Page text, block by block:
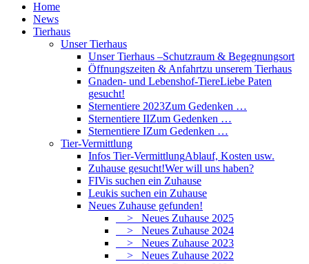
Home
News
Tierhaus
Unser Tierhaus
Unser Tierhaus –Schutzraum & Begegnungsort
Öffnungszeiten & Anfahrtzu unserem Tierhaus
Gnaden- und Lebenshof-TiereLiebe Paten
gesucht!
Sternentiere 2023Zum Gedenken …
Sternentiere IIZum Gedenken …
Sternentiere IZum Gedenken …
Tier-Vermittlung
Infos Tier-VermittlungAblauf, Kosten usw.
Zuhause gesucht!Wer will uns haben?
FIVis suchen ein Zuhause
Leukis suchen ein Zuhause
Neues Zuhause gefunden!
> Neues Zuhause 2025
> Neues Zuhause 2024
> Neues Zuhause 2023
> Neues Zuhause 2022